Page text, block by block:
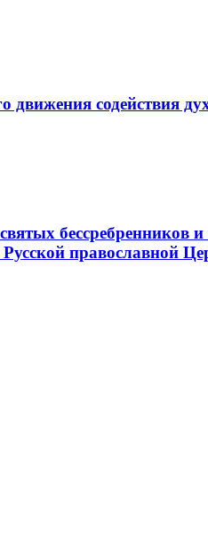
движения содействия
бессребренников
православной